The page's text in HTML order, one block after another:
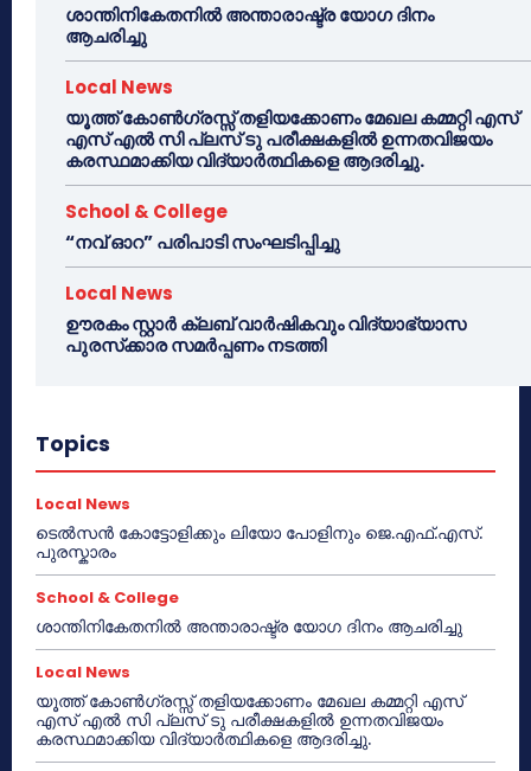
ശാന്തിനികേതനിൽ അന്താരാഷ്ട്ര യോഗ ദിനം
ആചരിച്ചു
Local News
യൂത്ത് കോൺഗ്രസ്സ് തളിയക്കോണം മേഖല കമ്മറ്റി എസ്
എസ് എൽ സി പ്ലസ് ടു പരീക്ഷകളിൽ ഉന്നതവിജയം
കരസ്ഥമാക്കിയ വിദ്യാർത്ഥികളെ ആദരിച്ചു.
School & College
“നവ് ഓറ” പരിപാടി സംഘടിപ്പിച്ചു
Local News
ഊരകം സ്റ്റാർ ക്ലബ് വാർഷികവും വിദ്യാഭ്യാസ
പുരസ്‌ക്കാര സമർപ്പണം നടത്തി
Topics
Local News
ടെൽസൻ കോട്ടോളിക്കും ലിയോ പോളിനും ജെ.എഫ്.എസ്.
പുരസ്കാരം
School & College
ശാന്തിനികേതനിൽ അന്താരാഷ്ട്ര യോഗ ദിനം ആചരിച്ചു
Local News
യൂത്ത് കോൺഗ്രസ്സ് തളിയക്കോണം മേഖല കമ്മറ്റി എസ്
എസ് എൽ സി പ്ലസ് ടു പരീക്ഷകളിൽ ഉന്നതവിജയം
കരസ്ഥമാക്കിയ വിദ്യാർത്ഥികളെ ആദരിച്ചു.